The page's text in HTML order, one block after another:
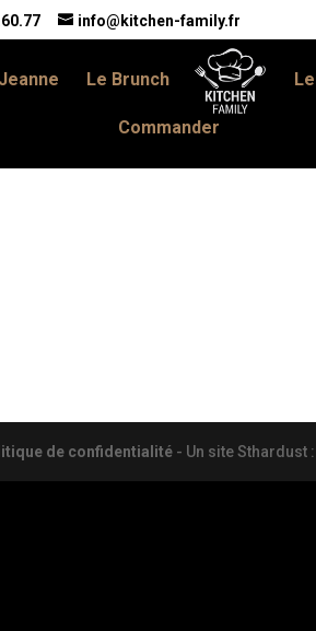
info@kitchen-family.fr
Le Brunch
Commander
de confidentialité- Un site Sthardust :